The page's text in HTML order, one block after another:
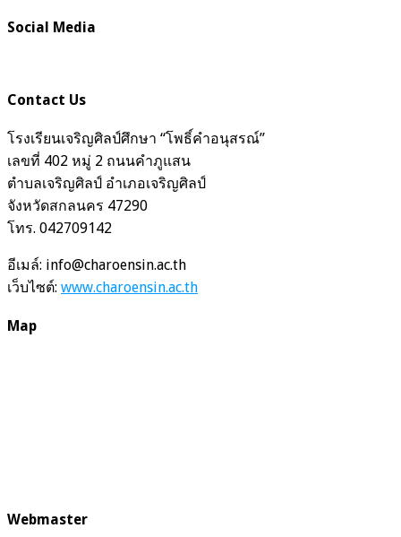
Social Media
Contact Us
โรงเรียนเจริญศิลป์ศึกษา “โพธิ์คำอนุสรณ์”
เลขที่ 402 หมู่ 2 ถนนคำภูแสน
ตำบลเจริญศิลป์ อำเภอเจริญศิลป์
จังหวัดสกลนคร 47290
โทร. 042709142
อีเมล์: info@charoensin.ac.th
เว็บไซต์: www.charoensin.ac.th
Map
Webmaster